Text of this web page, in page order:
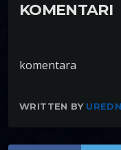
KOMENTARI
komentara
WRITTEN BY